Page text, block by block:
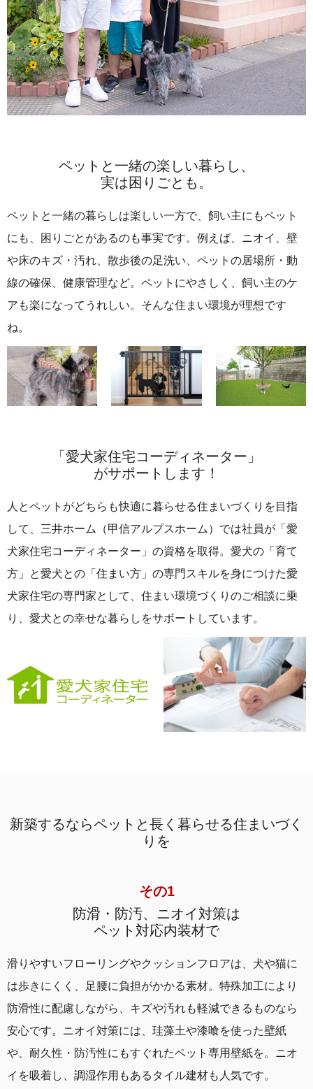
ペットと一緒の楽しい暮らし、
実は困りごとも。
ペットと一緒の暮らしは楽しい一方で、飼い主にもペット
にも、困りごとがあるのも事実です。例えば、ニオイ、壁
や床のキズ・汚れ、散歩後の足洗い、ペットの居場所・動
線の確保、健康管理など。ペットにやさしく、飼い主のケ
アも楽になってうれしい。そんな住まい環境が理想です
ね。
「愛犬家住宅コーディネーター」
がサポートします！
人とペットがどちらも快適に暮らせる住まいづくりを目指
して、三井ホーム（甲信アルプスホーム）では社員が「愛
犬家住宅コーディネーター」の資格を取得。愛犬の「育て
方」と愛犬との「住まい方」の専門スキルを身につけた愛
犬家住宅の専門家として、住まい環境づくりのご相談に乗
り、愛犬との幸せな暮らしをサボートしています。
新築するならペットと長く暮らせる住まいづく
りを
その1
防滑・防汚、ニオイ対策は
ペット対応内装材で
滑りやすいフローリングやクッションフロアは、犬や猫に
は歩きにくく、足腰に負担がかかる素材。特殊加工により
防滑性に配慮しながら、キズや汚れも軽減できるものなら
安心です。ニオイ対策には、珪藻土や漆喰を使った壁紙
や、耐久性・防汚性にもすぐれたペット専用壁紙を。ニオ
イを吸着し、調湿作用もあるタイル建材も人気です。